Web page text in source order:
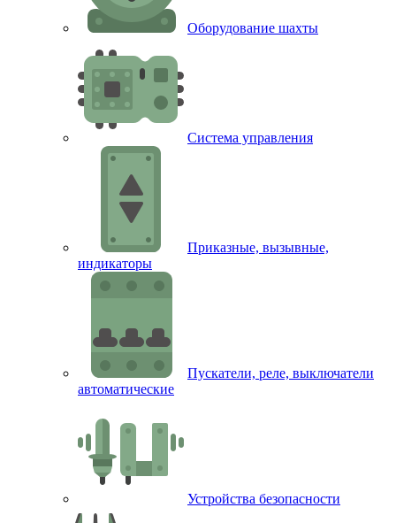
Оборудование шахты
Система управления
Приказные, вызывные,
индикаторы
Пускатели, реле, выключатели
автоматические
Устройства безопасности